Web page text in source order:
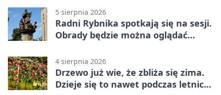
5 sierpnia 2026
Radni Rybnika spotkają się na sesji.
Obrady będzie można oglądać
4 sierpnia 2026
Drzewo już wie, że zbliża się zima.
Dzieje się to nawet podczas letnich